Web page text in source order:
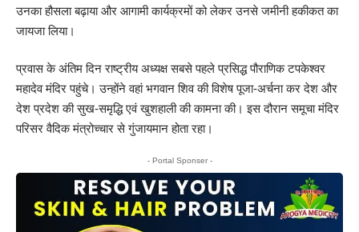
उनका हौसला बढ़ाया और आगामी कार्यक्रमों को लेकर उनसे जमीनी हकीकत का
जायजा लिया।
प्रवास के अंतिम दिन राष्ट्रीय अध्यक्ष सबसे पहले प्रसिद्ध पौराणिक टपकेश्वर
महादेव मंदिर पहुंचे। उन्होंने वहां भगवान शिव की विशेष पूजा-अर्चना कर देश और
देश प्रदेश की सुख-समृद्धि एवं खुशहाली की कामना की। इस दौरान समूचा मंदिर
परिसर वैदिक मंत्रोच्चार से गुंजायमान होता रहा।
- Portal Sponser -